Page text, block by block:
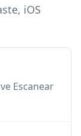
iOS
Escanear